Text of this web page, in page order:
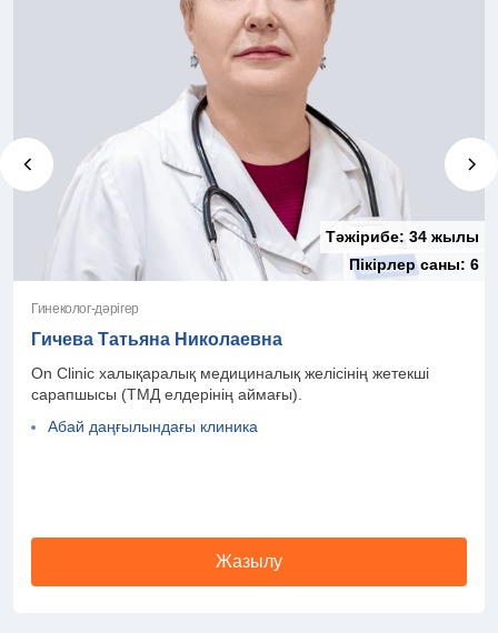
Тәжірибе:34 жылы
Пікірлер саны: 6
Гинеколог-дәрігер
Гичева Татьяна Николаевна
On Clinic халықаралық медициналық желісінің жетекші
сарапшысы (ТМД елдерінің аймағы).
Абай даңғылындағы клиника
Жазылу